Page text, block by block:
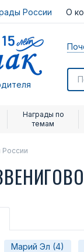
России О
Награды по
темам
России
Марий Эл (4)